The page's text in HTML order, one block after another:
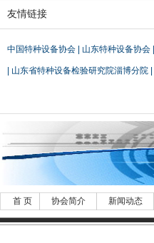
友情链接
中国特种设备协会 山东特种设备协会
山东省特种设备检验研究院淄博分院
首 页 协会简介 新闻动态